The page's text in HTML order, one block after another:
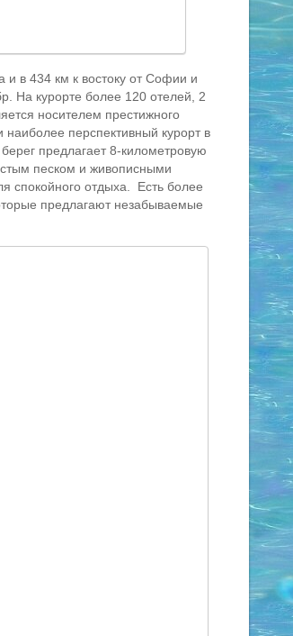
и в 434 км к востоку от Софии и
На курорте более 120 отелей, 2
носителем престижного
перспективный курорт в
предлагает 8-километровую
песком и живописными
спокойного отдыха. Есть более
предлагают незабываемые